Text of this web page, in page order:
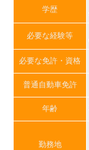
学歴
必要な経験等
必要な免許・資格
普通自動車免許
年齢
勤務地